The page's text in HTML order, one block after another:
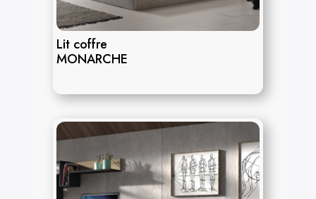
Lit coffre
MONARCHE